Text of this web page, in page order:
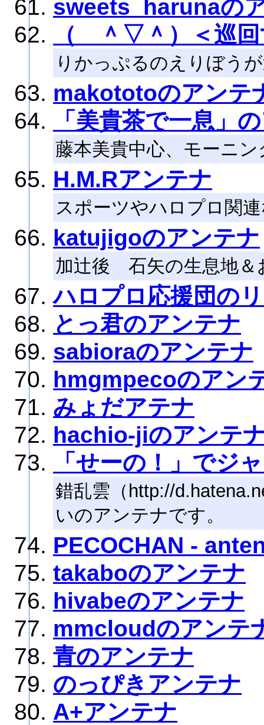
sweets_harunaの
（ ＾▽＾）＜巡回
りかっぷるのえりぼう
makototoのアンテ
「美貴茶で一息」
藤本美貴中心、モーニ
H.M.Rアンテナ
スポーツやハロプロ関
katujigoのアンテナ
加辻後 石矢の生息地＆
ハロプロ応援団の
とっ君のアンテナ
sabioraのアンテナ
hmgmpecoのアン
みょだアテナ
hachio-jiのアンテ
「せーの！」でジ
錯乱雲（http://
いのアンテナです。
PECOCHAN -
takaboのアンテナ
hivabeのアンテナ
mmcloudのアンテ
青のアンテナ
のっぴきアンテナ
A+アンテナ